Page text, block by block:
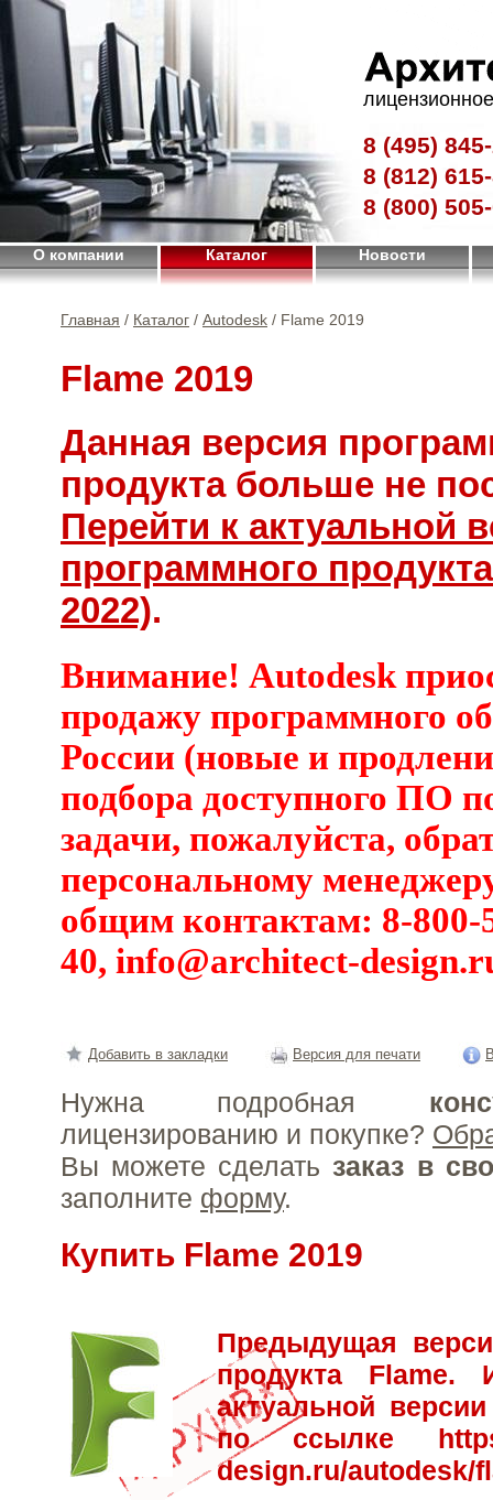
8 (495)
8 (812)
8 (800)
О компании Каталог Новости
Главная / Каталог / Autodesk / Flame 2019
Flame 2019
Данная версия
продукта больше не
Перейти к актуальной
программного
2022).
Внимание! Autodesk
продажу программного
России (новые и
подбора доступного ПО
задачи, пожалуйста,
персональному
общим контактам: 8-800-
40, info@architect-
Добавить в закладки Версия для печати
Нужна подробная
лицензированию и покупке?
Вы можете сделать заказ в
заполните форму.
Купить Flame 2019
Предыдущая
продукта Flame.
актуальной
по ссылке
design.ru/autodesk/